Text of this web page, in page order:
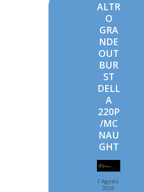
ALTR
O
GRA
NDE
OUT
BUR
ST
DELL
A
220P
/MC
NAU
GHT
7 Agosto
2026